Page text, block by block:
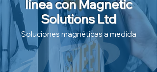
línea con Magnetic
Solutions Ltd
Soluciones magnéticas a medida